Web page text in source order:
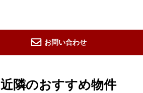
お問い合わせ
近隣のおすすめ物件